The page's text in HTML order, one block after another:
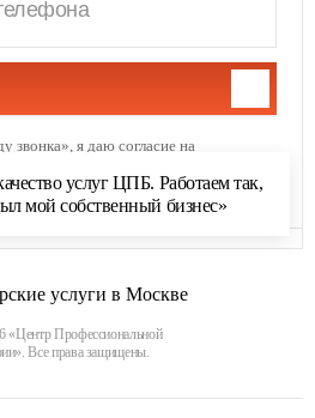
звонка», я даю согласие на
данных
услуг ЦПБ. Работаем так,
мой собственный бизнес»
«Центр Профессиональной
Все права защищены.